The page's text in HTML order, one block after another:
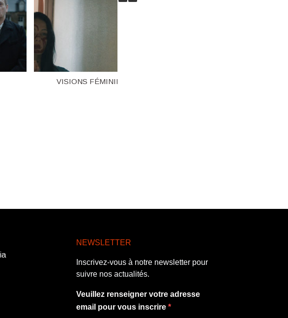
VISIONS FÉMININES
NEWSLETTER
Inscrivez-vous à notre newsletter pour
suivre nos actualités.
Veuillez renseigner votre adresse
email pour vous inscrire